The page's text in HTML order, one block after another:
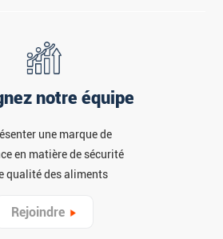
notre équipe
une marque de
en matière de sécurité
qualité des aliments
Rejoindre